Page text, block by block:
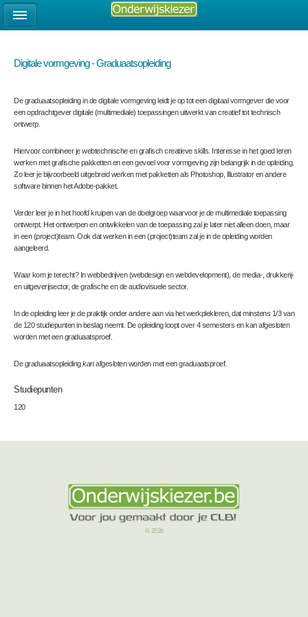
Digitale vormgeving - Graduaatsopleiding
De graduaatsopleiding in de digitale vormgeving leidt je op tot een digitaal vormgever die voor
een opdrachtgever digitale (multimediale) toepassingen uitwerkt van creatief tot technisch
ontwerp.
Hiervoor combineer je webtechnische en grafisch creatieve skills. Interesse in het goed leren
werken met grafische pakketten en een gevoel voor vormgeving zijn belangrijk in de opleiding.
Zo leer je bijvoorbeeld uitgebreid werken met pakketten als Photoshop, Illustrator en andere
software binnen het Adobe-pakket.
Verder leer je in het hoofd kruipen van de doelgroep waarvoor je de multimediale toepassing
ontwerpt. Het ontwerpen en ontwikkelen van de toepassing zal je later niet alleen doen, maar
in een (project)team. Ook dat werken in een (project)team zal je in de opleiding worden
aangeleerd.
Waar kom je terecht? In webbedrijven (webdesign en webdevelopment), de media-, drukkerij-
en uitgeverijsector, de grafische en de audiovisuele sector.
In de opleiding leer je de praktijk onder andere aan via het werkplekleren, dat minstens 1/3 van
de 120 studiepunten in beslag neemt. De opleiding loopt over 4 semesters en kan afgesloten
worden met een graduaatsproef.
De graduaatsopleidingkanafgesloten worden met een graduaatsproef.
Studiepunten
120
© 2026